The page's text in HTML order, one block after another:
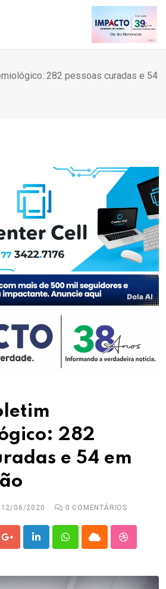
282 pessoas curadas e 54
282
e 54 em
12/06/2020 0 COMENTÁRIOS
Google+LinkedInWhatsappCloud